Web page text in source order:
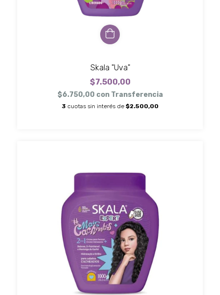
Skala "Uva"
$7.500,00
$6.750,00 con Transferencia
3 cuotas sin interés de $2.500,00